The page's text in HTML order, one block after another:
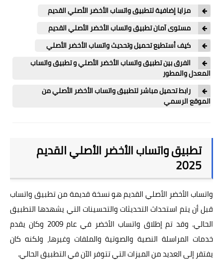
واتس جي بي
واتس الكاسر
واتس ولد الحاج
واتس سيف
واتس ايرو
مزايا إضافية لتطبيق واتساب الأخضر الأصلي القديم
مستوى آمان تطبيق واتساب الأخضر الأصلي القديم
كيف أستطيع تحميل وتحديث واتساب الأخضر الأصلي
الفرق بين تطبيق واتساب الأخضر الأصلي و تطبيق واتساب
المعدل والمطور
رابط تحميل مباشر لتطبيق واتساب الأخضر الأصلي من
الموقع الرسمي
تطبيق واتساب الأخضر الأصلي القديم
2025
واتساب الأخضر الأصلي القديم هو نسخة قديمة من تطبيق واتساب
قبل أن يتم استحداث التحديثات والتحسينات التي يشهدها التطبيق
الحالي. وقد تم إطلاق واتساب الأخضر
في عام 2009 وكان يقدم
خدمات المراسلة النصية والصوتية والملفات وغيرها، ولكنه كان
يفتقر إلى العديد من الميزات التي تتوفر الآن في التطبيق الحالي.